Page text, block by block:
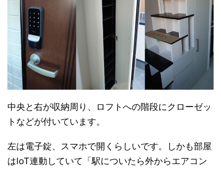
中央と右が収納周り、ロフトへの階段にクローゼッ
トなどが付いています。
左は電子錠、スマホで開くらしいです。しかも部屋
はIoT連動していて「駅についたら外からエアコン